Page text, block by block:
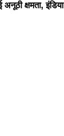
अनूठी क्षमता,